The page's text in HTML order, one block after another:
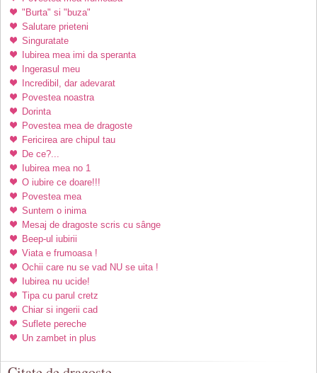
"Burta" si "buza"
Salutare prieteni
Singuratate
Iubirea mea imi da speranta
Ingerasul meu
Incredibil, dar adevarat
Povestea noastra
Dorinta
Povestea mea de dragoste
Fericirea are chipul tau
De ce?...
Iubirea mea no 1
O iubire ce doare!!!
Povestea mea
Suntem o inima
Mesaj de dragoste scris cu sânge
Beep-ul iubirii
Viata e frumoasa !
Ochii care nu se vad NU se uita !
Iubirea nu ucide!
Tipa cu parul cretz
Chiar si ingerii cad
Suflete pereche
Un zambet in plus